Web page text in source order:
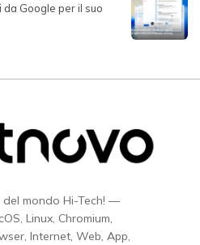
Google per il suo
mondo Hi-Tech! —
Linux, Chromium,
Internet, Web, App,